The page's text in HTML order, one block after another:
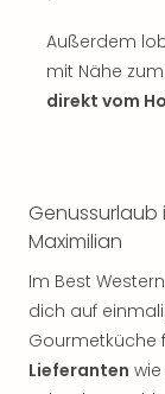
Außerdem
mit Nähe
direkt vom
Genussurlaub
Maximilian
Im Best
dich auf
Gourmetküche
Lieferanten